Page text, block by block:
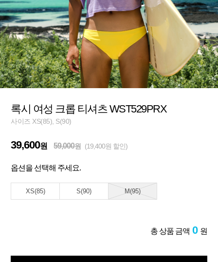
록시 여성 크롭 티셔츠 WST529PRX
사이즈 XS(85), S(90)
39,600원 59,000원 (19,400원 할인)
옵션을 선택해 주세요.
XS(85) S(90) M(95)
총 상품 금액 0 원